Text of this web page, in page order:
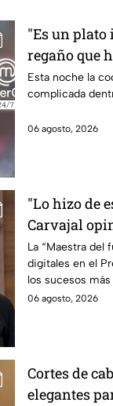
"Es un plato
regaño que
dentro de
Esta noche la
complicada
06 agosto, 2026
"Lo hizo de
Carvajal
Ramahá de
MasterChef
La “Maestra del
digitales en el
los sucesos
06 agosto, 2026
Cortes de
elegantes